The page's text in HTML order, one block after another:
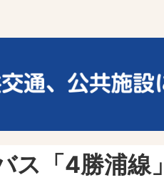
ス「4勝浦線